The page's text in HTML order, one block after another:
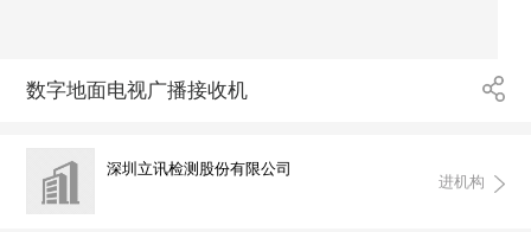
数字地面电视广播接收机
深圳立讯检测股份有限公司
进机构